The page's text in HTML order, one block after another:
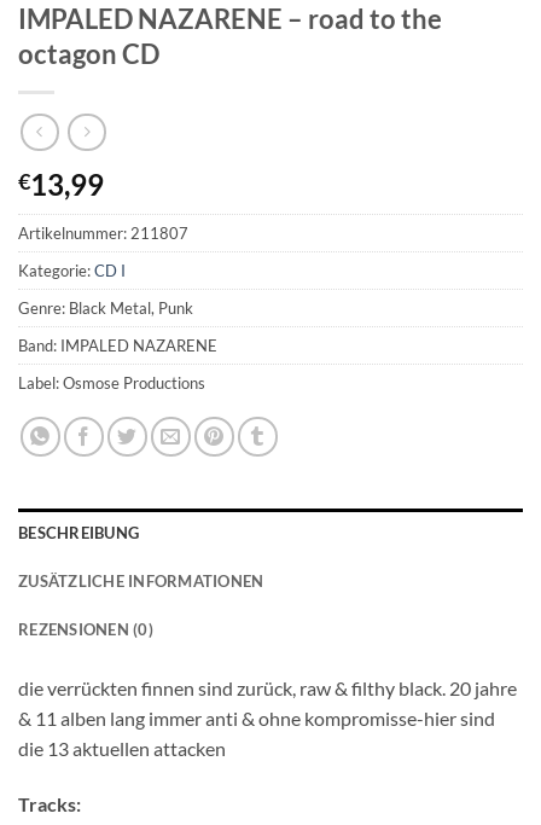
IMPALED NAZARENE – road to the
octagon CD
€13,99
Artikelnummer:211807
Kategorie:CD I
Genre: Black Metal, Punk
Band: IMPALED NAZARENE
Label: Osmose Productions
BESCHREIBUNG
ZUSÄTZLICHE INFORMATIONEN
REZENSIONEN (0)
die verrückten finnen sind zurück, raw & filthy black. 20 jahre
& 11 alben lang immer anti & ohne kompromisse-hier sind
die 13 aktuellen attacken
Tracks: